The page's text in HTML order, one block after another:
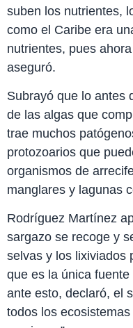
suben los nutrientes,
como el Caribe era
nutrientes, pues
aseguró.
Subrayó que lo antes
de las algas que
trae muchos
protozoarios que
organismos de
manglares y lagunas
Rodríguez Martínez
sargazo se recoge y
selvas y los lixiviados
que es la única
ante esto, declaró, el
todos los